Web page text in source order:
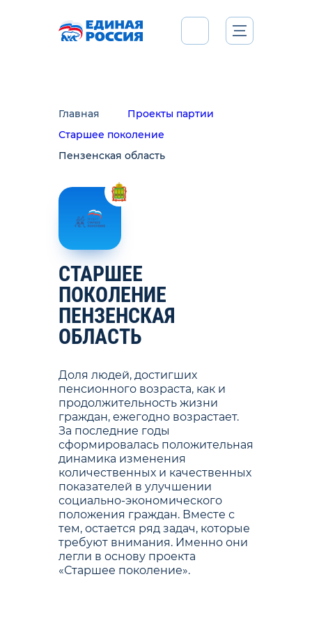
Главная
Проекты партии
Старшее поколение
Пензенская область
СТАРШЕЕ
ПОКОЛЕНИЕ
ПЕНЗЕНСКАЯ
ОБЛАСТЬ
Доля людей, достигших
пенсионного возраста, как и
продолжительность жизни
граждан, ежегодно возрастает.
За последние годы
сформировалась положительная
динамика изменения
количественных и качественных
показателей в улучшении
социально-экономического
положения граждан. Вместе с
тем, остается ряд задач, которые
требуют внимания. Именно они
легли в основу проекта
«Старшее поколение».